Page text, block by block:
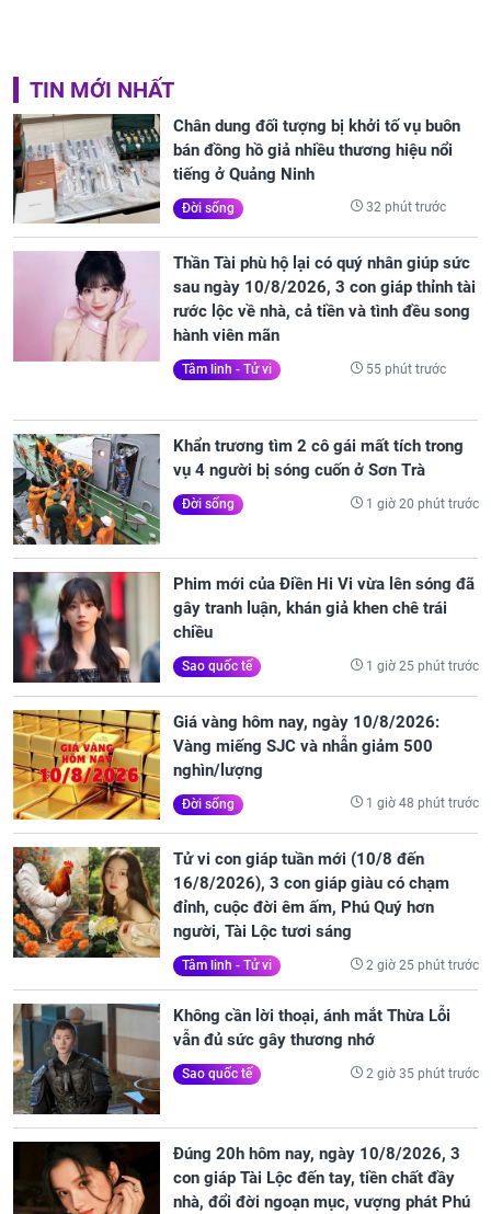
TIN MỚI NHẤT
Chân dung đối tượng bị khởi tố vụ buôn
bán đồng hồ giả nhiều thương hiệu nổi
tiếng ở Quảng Ninh
Đời sống 32 phút trước
Thần Tài phù hộ lại có quý nhân giúp sức
sau ngày 10/8/2026, 3 con giáp thỉnh tài
rước lộc về nhà, cả tiền và tình đều song
hành viên mãn
Tâm linh - Tử vi 55 phút trước
Khẩn trương tìm 2 cô gái mất tích trong
vụ 4 người bị sóng cuốn ở Sơn Trà
Đời sống 1 giờ 20 phút trước
Phim mới của Điền Hi Vi vừa lên sóng đã
gây tranh luận, khán giả khen chê trái
chiều
Sao quốc tế 1 giờ 25 phút trước
Giá vàng hôm nay, ngày 10/8/2026:
Vàng miếng SJC và nhẫn giảm 500
nghìn/lượng
Đời sống 1 giờ 48 phút trước
Tử vi con giáp tuần mới (10/8 đến
16/8/2026), 3 con giáp giàu có chạm
đỉnh, cuộc đời êm ấm, Phú Quý hơn
người, Tài Lộc tươi sáng
Tâm linh - Tử vi 2 giờ 25 phút trước
Không cần lời thoại, ánh mắt Thừa Lỗi
vẫn đủ sức gây thương nhớ
Sao quốc tế 2 giờ 35 phút trước
Đúng 20h hôm nay, ngày 10/8/2026, 3
con giáp Tài Lộc đến tay, tiền chất đầy
nhà, đổi đời ngoạn mục, vượng phát Phú